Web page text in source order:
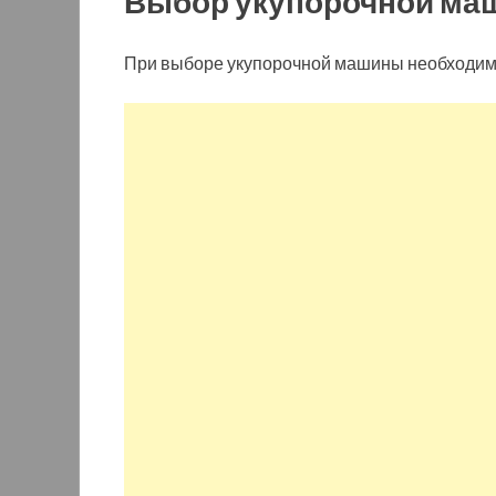
При выборе укупорочной машины